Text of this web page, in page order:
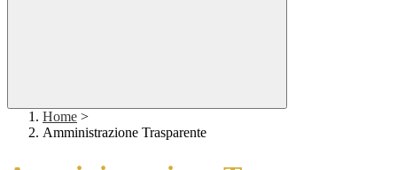
Home >
Amministrazione Trasparente